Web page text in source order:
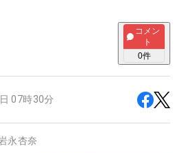
コメン
ト
0件
07時30分
永杏奈